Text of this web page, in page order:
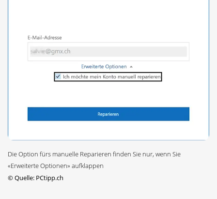
Die Option fürs manuelle Reparieren finden Sie nur, wenn Sie
«Erweiterte Optionen» aufklappen
©Quelle: PCtipp.ch